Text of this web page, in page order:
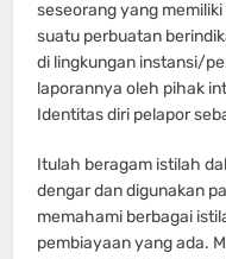
seseorang yang
suatu perbuatan
di lingkungan instansi/
laporannya oleh pihak
Identitas diri pelapor
Itulah beragam istilah
dengar dan digunakan
memahami berbagai
pembiayaan yang ada.